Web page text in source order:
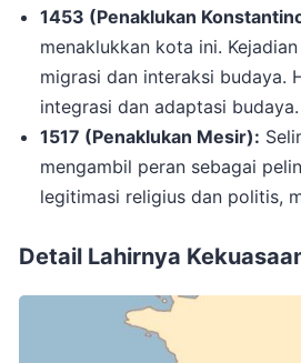
1453 (Penaklukan
menaklukkan kota ini.
migrasi dan interaksi budaya.
integrasi dan adaptasi budaya.
1517 (Penaklukan Mesir):
mengambil peran sebagai
legitimasi religius dan politis,
Detail Lahirnya